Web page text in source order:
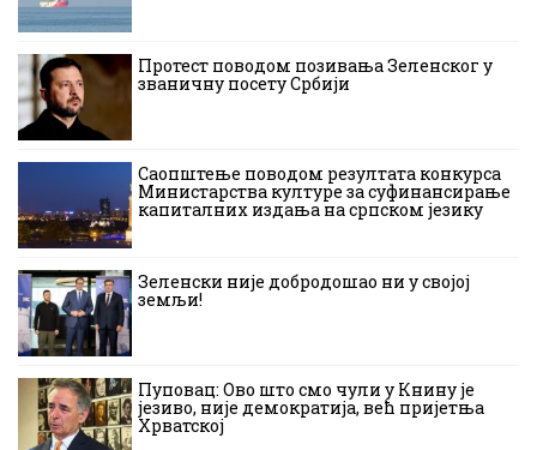
Протест поводом позивања Зеленског у
званичну посету Србији
Саопштење поводом резултата конкурса
Министарства културе за суфинансирање
капиталних издања на српском језику
Зеленски није добродошао ни у својој
земљи!
Пуповац: Ово што смо чули у Книну је
језиво, није демократија, већ пријетња
Хрватској